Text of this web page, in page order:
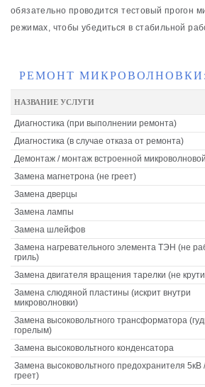
обязательно проводится тестовый прогон
режимах, чтобы убедиться в стабильной
РЕМОНТ
НАЗВАНИЕ УСЛУГИ
Диагностика (при выполнении ремонта)
Диагностика (в случае отказа от ремонта)
Демонтаж / монтаж встроенной
Замена магнетрона (не греет)
Замена дверцы
Замена лампы
Замена шлейфов
Замена нагревательного элемента ТЭН (не
гриль)
Замена двигателя вращения тарелки (не
Замена слюдяной пластины (искрит внутри
микроволновки)
Замена высоковольтного трансформатора
горелым)
Замена высоковольтного конденсатора
Замена высоковольтного предохранителя 5кВ
греет)